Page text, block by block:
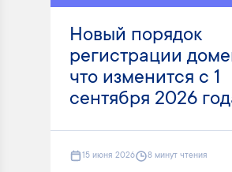
Новый порядок
регистрации
что изменится с 1
сентября 2026
15 июня 2026 8 минут чтения